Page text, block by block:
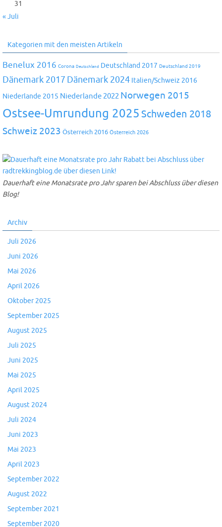
31
« Juli
Kategorien mit den meisten Artikeln
Benelux 2016 Corona Deutschland Deutschland 2017 Deutschland 2019
Dänemark 2017 Dänemark 2024 Italien/Schweiz 2016
Niederlande 2015 Niederlande 2022 Norwegen 2015
Ostsee-Umrundung 2025 Schweden 2018
Schweiz 2023 Österreich 2016 Österreich 2026
Dauerhaft eine Monatsrate pro Jahr sparen bei Abschluss über diesen
Blog!
Archiv
Juli 2026
Juni 2026
Mai 2026
April 2026
Oktober 2025
September 2025
August 2025
Juli 2025
Juni 2025
Mai 2025
April 2025
August 2024
Juli 2024
Juni 2023
Mai 2023
April 2023
September 2022
August 2022
September 2021
September 2020